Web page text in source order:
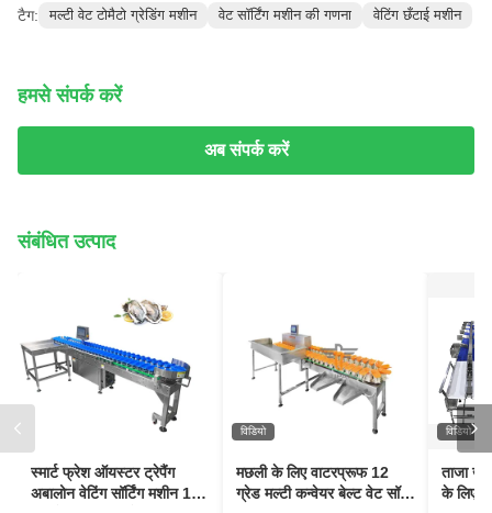
टैग: मल्टी वेट टोमैटो ग्रेडिंग मशीन वेट सॉर्टिंग मशीन की गणना वेटिंग छँटाई मशीन
हमसे संपर्क करें
अब संपर्क करें
संबंधित उत्पाद
स्मार्ट फ्रेश ऑयस्टर ट्रेपैंग
अबालोन वेटिंग सॉर्टिंग मशीन 1-
विडियो
मछली के लिए वाटरप्रूफ 12
ग्रेड मल्टी कन्वेयर बेल्ट वेट सॉर्टर
विडियो
ताजा
के लिए